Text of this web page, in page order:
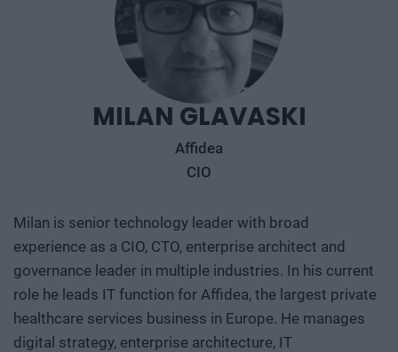
MILAN GLAVASKI
Affidea
CIO
Milan is senior technology leader with broad
experience as a CIO, CTO, enterprise architect and
governance leader in multiple industries. In his current
role he leads IT function for Affidea, the largest private
healthcare services business in Europe. He manages
digital strategy, enterprise architecture, IT